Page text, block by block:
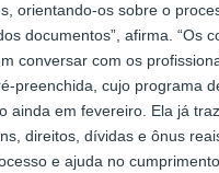
orientando-os sobre o
documentos”, afirma. “Os
conversar com os
preenchida, cujo programa
ainda em fevereiro. Ela já
direitos, dívidas e ônus
e ajuda no